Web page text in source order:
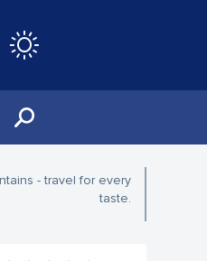
- travel for every
taste.